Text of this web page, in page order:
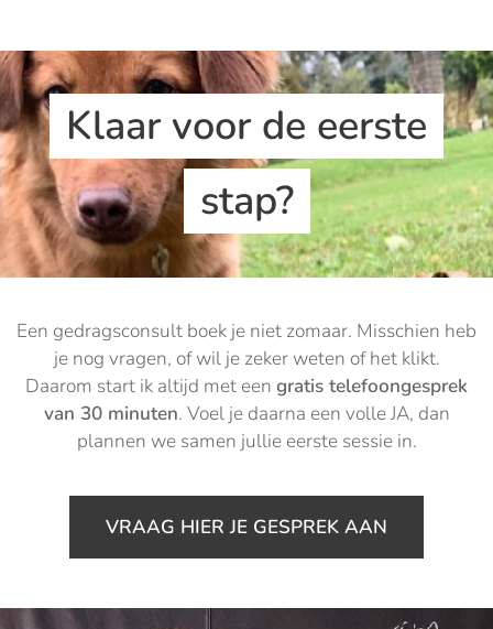
Klaar voor de eerste
stap?
Een gedragsconsult boek je niet zomaar. Misschien heb
je nog vragen, of wil je zeker weten of het klikt.
Daarom start ik altijd met een gratis telefoongesprek
van 30 minuten. Voel je daarna een volle JA, dan
plannen we samen jullie eerste sessie in.
VRAAG HIER JE GESPREK AAN